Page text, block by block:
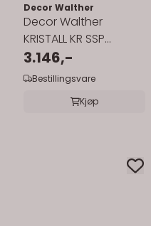
Decor Walther
Decor Walther
KRISTALL KR SSP
såpedispenser - gull
pumpe
3.146,-
Bestillingsvare
Kjøp